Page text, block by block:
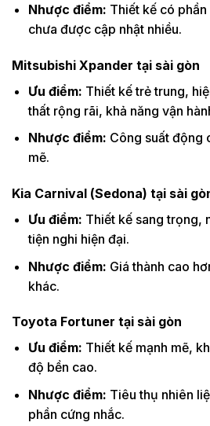
Nhược điểm: Thiết kế có
chưa được cập nhật nhiều.
Mitsubishi Xpander tại sài gòn
Ưu điểm: Thiết kế trẻ trung,
thất rộng rãi, khả năng vận
Nhược điểm: Công suất động
mẽ.
Kia Carnival (Sedona) tại sài
Ưu điểm: Thiết kế sang trọng,
tiện nghi hiện đại.
Nhược điểm: Giá thành cao
khác.
Toyota Fortuner tại sài gòn
Ưu điểm: Thiết kế mạnh mẽ,
độ bền cao.
Nhược điểm: Tiêu thụ nhiên
phần cứng nhắc.